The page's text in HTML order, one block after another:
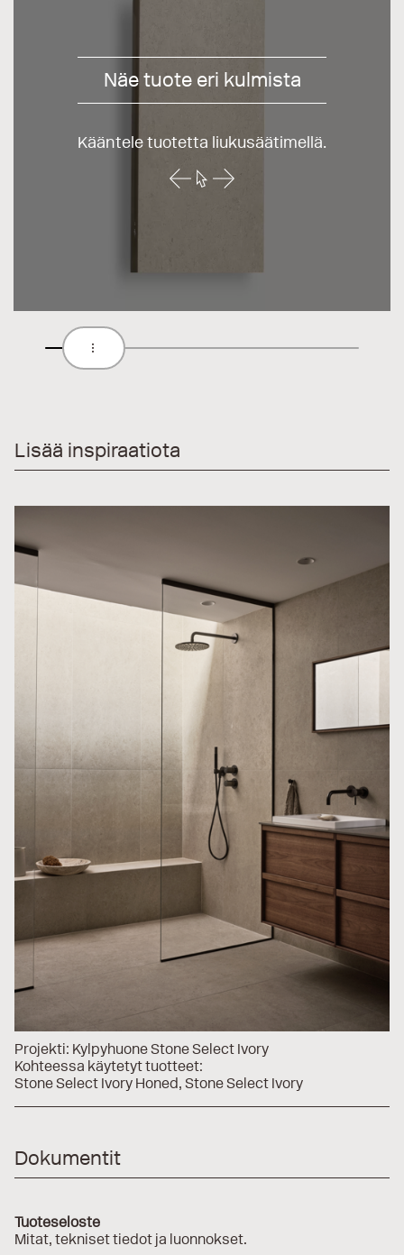
Näe tuote eri kulmista
Kääntele tuotetta liukusäätimellä.
Lisää inspiraatiota
Projekti: Kylpyhuone Stone Select Ivory
Kohteessa käytetyt tuotteet:
Stone Select Ivory Honed Stone Select Ivory
Dokumentit
Tuoteseloste
Mitat, tekniset tiedot ja luonnokset.